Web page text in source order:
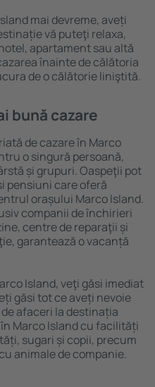
mai devreme, aveți
vă puteţi relaxa,
apartament sau altă
înainte de călătoria
de o călătorie liniştită.
bună cazare
de cazare în Marco
o singură persoană,
și grupuri. Oaspeţii pot
pensiuni care oferă
orașului Marco Island.
companii de închirieri
centre de reparaţii și
garantează o vacanță
Island, veţi găsi imediat
găsi tot ce aveți nevoie
afaceri la destinația
Marco Island cu facilități
sugari și copii, precum
animale de companie.